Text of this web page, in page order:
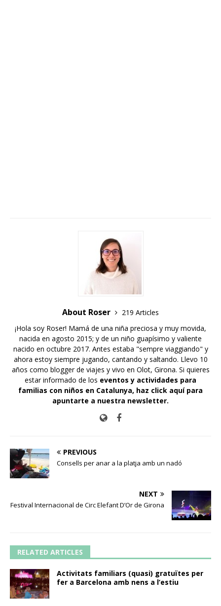
About Roser
219 Articles
¡Hola soy Roser! Mamá de una niña preciosa y muy movida,
nacida en agosto 2015; y de un niño guapísimo y valiente
nacido en octubre 2017. Antes estaba "sempre viaggiando" y
ahora estoy siempre jugando, cantando y saltando. Llevo 10
años como blogger de viajes y vivo en Olot, Girona. Si quieres
estar informado de los eventos y actividades para
familias con niños en Catalunya, haz click aquí para
apuntarte a nuestra newsletter.
PREVIOUS
Consells per anar a la platja amb un nadó
NEXT
Festival Internacional de Circ Elefant D’Or de Girona
RELATED ARTICLES
Activitats familiars (quasi) gratuïtes per
fer a Barcelona amb nens a l’estiu